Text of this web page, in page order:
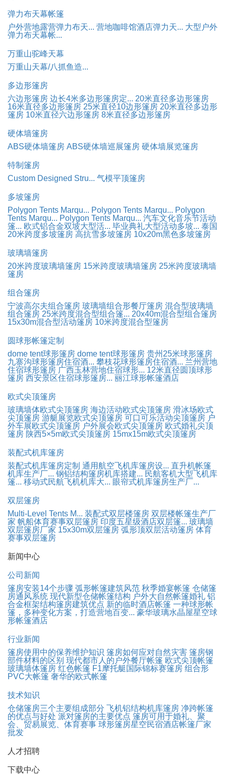
弹力布天幕帐篷
户外营地露营弹力布天... 营地咖啡馆酒店弹力天... 大型户外
弹力布天幕帐...
万重山驼峰天幕
万重山天幕/八抓鱼造...
多边形篷房
六边形篷房 边长4米多边形篷房定... 20米直径多边形篷房
16米直径多边形篷房 25米直径10边形篷房 20米直径多边形
篷房 10米直径六边形篷房 8米直径多边形篷房
硬体墙篷房
ABS硬体墙篷房 ABS硬体墙巡展篷房 硬体墙展览篷房
特制篷房
Custom Designed Stru... 气模平顶篷房
多坡篷房
Polygon Tents Marqu... Polygon Tents Marqu... Polygon
Tents Marqu... Polygon Tents Marqu... 汽车文化音乐节活动
篷... 欧式铝合金双坡大型活... 毕业典礼大型活动多坡... 泰国
20米跨度多坡篷房 高抗雪多坡篷房 10x20m黑色多坡篷房
玻璃墙篷房
20米跨度玻璃墙篷房 15米跨度玻璃墙篷房 25米跨度玻璃墙
篷房
组合篷房
宁波高尔夫组合篷房 玻璃墙组合形餐厅篷房 混合型玻璃墙
组合篷房 25米跨度混合型组合篷... 20x40m混合型组合篷房
15x30m混合型活动篷房 10米跨度混合型篷房
圆球形帐篷定制
dome tent球形篷房 dome tent球形篷房 贵州25米球形篷房
九寨沟球形篷房住宿酒... 攀枝花球形篷房住宿酒... 兰州营地
住宿球形篷房 广西玉林营地住宿球形... 12米直径圆顶球形
篷房 西安景区住宿球形篷房... 丽江球形帐篷酒店
欧式尖顶篷房
玻璃墙体欧式尖顶篷房 海边活动欧式尖顶篷房 滑冰场欧式
尖顶篷房 游艇展览欧式尖顶篷房 可口可乐活动尖顶篷房 户
外车展欧式尖顶篷房 户外展会欧式尖顶篷房 欧式婚礼尖顶
篷房 陕西5×5m欧式尖顶篷房 15mx15m欧式尖顶篷房
装配式机库篷房
装配式机库篷房定制 通用航空飞机库篷房设... 直升机帐篷
机库生产厂... 钢铝结构篷房机库搭建... 民航客机大型飞机库
篷... 移动式民航飞机机库大... 眼帘式机库篷房生产厂...
双层篷房
Multi-Level Tents M... 装配式双层楼篷房 双层楼帐篷生产厂
家 帆船体育赛事双层篷房 印度五星级酒店双层篷... 玻璃墙
双层篷房厂家 15x30m双层篷房 弧形顶双层活动篷房 体育
赛事双层篷房
新闻中心
公司新闻
篷房安装14个步骤 弧形帐篷建筑风范 秋季婚宴帐篷 仓储篷
房通风系统 现代新型仓储帐篷结构 户外大自然帐篷婚礼 铝
合金框架结构篷房建筑优点 新的临时酒店帐篷 一种球形帐
篷，多种变化方案，打造营地百变... 豪华玻璃水晶屋星空球
形帐篷酒店
行业新闻
篷房使用中的保养维护知识 篷房如何应对自然灾害 篷房钢
部件材料的区别 现代都市人的户外餐厅帐篷 欧式尖顶帐篷
玻璃墙体篷房 红色帐篷 F1摩托艇国际锦标赛篷房 组合形
PVC大帐篷 奢华的欧式帐篷
技术知识
仓储篷房三个主要组成部分 飞机铝结构机库篷房 净跨帐篷
的优点与好处 派对篷房的主要优点 篷房可用于婚礼、聚
会、贸易展览、体育赛事 球形篷房星空民宿酒店帐篷厂家
批发
人才招聘
下载中心